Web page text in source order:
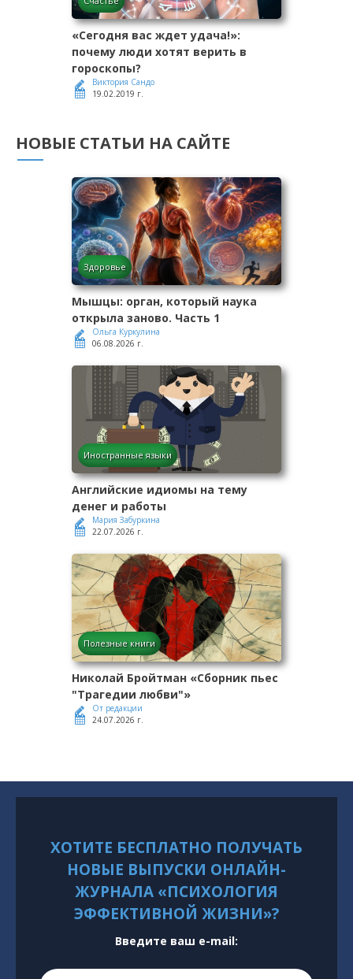
«Сегодня вас ждет удача!»:
почему люди хотят верить в
гороскопы?
Виктория Сандо
19.02.2019 г.
НОВЫЕ СТАТЬИ НА САЙТЕ
Здоровье
Мышцы: орган, который наука
открыла заново. Часть 1
Ольга Куркулина
06.08.2026 г.
Иностранные языки
Английские идиомы на тему
денег и работы
Мария Забуркина
22.07.2026 г.
Полезные книги
Николай Бройтман «Сборник пьес
"Трагедии любви"»
От редакции
24.07.2026 г.
ХОТИТЕ БЕСПЛАТНО ПОЛУЧАТЬ
НОВЫЕ ВЫПУСКИ ОНЛАЙН-
ЖУРНАЛА «ПСИХОЛОГИЯ
ЭФФЕКТИВНОЙ ЖИЗНИ»?
Введите ваш e-mail: